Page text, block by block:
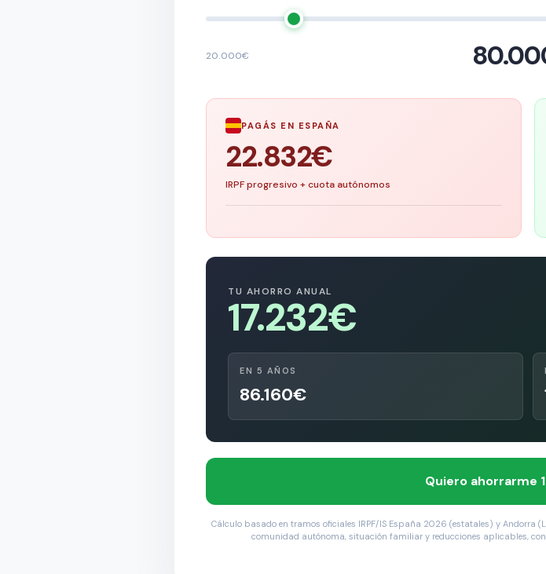
20.000€
PAGÁS EN ESPAÑA
22.832€
IRPF progresivo + cuota autónomos
TU AHORRO ANUAL
17.232€
EN 5 AÑOS
86.160€
Quiero ahorrarme
Cálculo basado en tramos oficiales IRPF/IS España 2026 (estatales) y Andorra
comunidad autónoma, situación familiar y reducciones aplicables,